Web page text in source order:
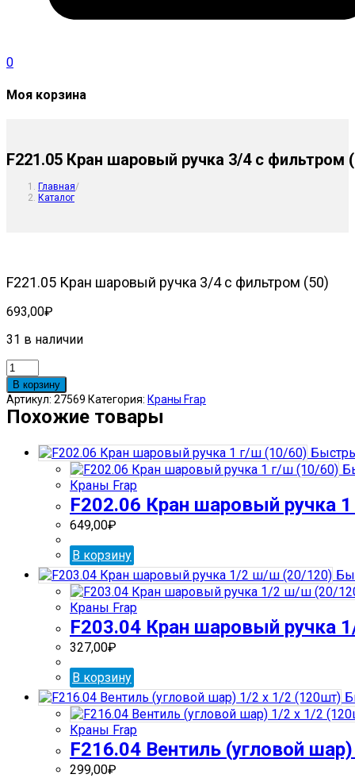
0
Моя корзина
F221.05 Кран шаровый ручка 3/4 с фильтром
Главная/
Каталог
F221.05 Кран шаровый ручка 3/4 с фильтром (50)
693,00₽
31 в наличии
Количество
товара
F221.05
Кран
шаровый
ручка
3/4
фильтром
В корзину
Артикул: 27569 Категория: Краны Frap
Похожие товары
Краны Frap
F202.06 Кран шаровый ручка
649,00₽
В корзину
Краны Frap
F203.04 Кран шаровый ручка
327,00₽
В корзину
Краны Frap
F216.04 Вентиль (угловой
299,00₽